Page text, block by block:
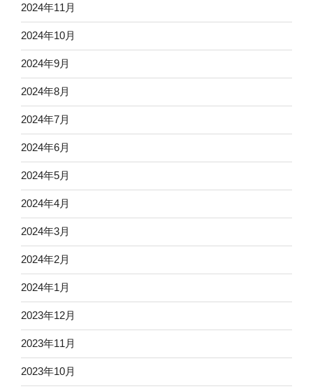
2024年11月
2024年10月
2024年9月
2024年8月
2024年7月
2024年6月
2024年5月
2024年4月
2024年3月
2024年2月
2024年1月
2023年12月
2023年11月
2023年10月